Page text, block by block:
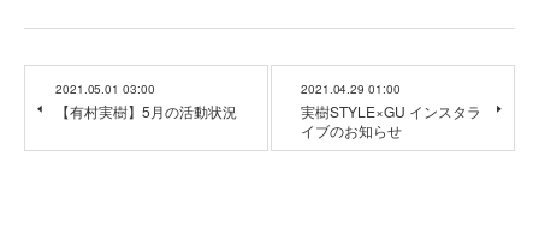
2021.05.01 03:00
【有村実樹】5月の活動状況
2021.04.29 01:00
実樹STYLE×GU インスタラ
イブのお知らせ